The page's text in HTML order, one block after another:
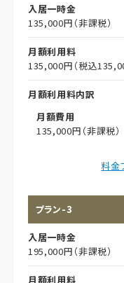
入居一時金
135,000円（非課税）
月額利用料
135,000円（税込
月額利用料内訳
月額費用
135,000円（非課税）
想定居住期間（償却年
その他事項
料金
プラン-3
入居一時金
195,000円（非課税）
月額利用料